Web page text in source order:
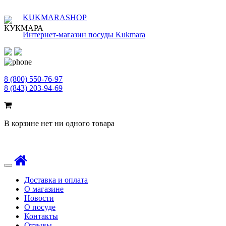
KUKMARASHOP
Интернет-магазин посуды Kukmara
8 (800) 550-76-97
8 (843) 203-94-69
В корзине нет ни одного товара
Toggle
navigationДоставка и оплата
О магазине
Новости
О посуде
Контакты